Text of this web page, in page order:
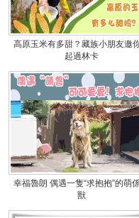
高原玉米有多甜？藏族小朋友邀
起過林卡
幸福魯朗 偶遇一隻“求抱抱”的萌
獸